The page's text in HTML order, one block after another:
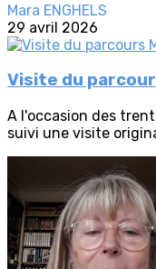
Mara ENGHELS
29 avril 2026
Visite du
A l'occasion des
suivi une visite